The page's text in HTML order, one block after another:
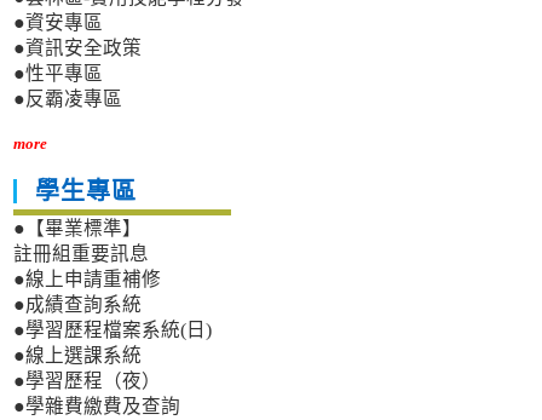
●資安專區
●資訊安全政策
●性平專區
●反霸凌專區
more
學生專區
●【畢業標準】
註冊組重要訊息
●線上申請重補修
●成績查詢系統
●學習歷程檔案系統(日)
●線上選課系統
●學習歷程（夜）
●學雜費繳費及查詢